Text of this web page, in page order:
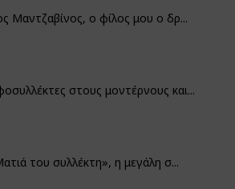
Μαντζαβίνος, ο φίλος μου ο δρ...
στους μοντέρνους και...
του συλλέκτη», η μεγάλη σ...